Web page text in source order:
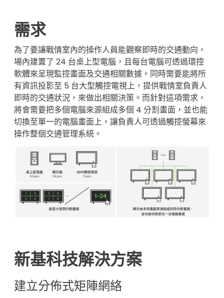
需求
為了要讓戰情室內的操作人員能觀察即時的交通動向，
場內建置了 24 台桌上型電腦，且每台電腦可透過環控
軟體來呈現監控畫面及交通相關數據。同時需要能將所
有資訊投影至 5 台大型觸控電視上，提供戰情室負責人
即時的交通狀況，來做出相關決策。而針對這項需求，
將會需要把多個電腦來源組成多個 4 分割畫面，並也能
切換至單一的電腦畫面上，讓負責人可透過觸控螢幕來
操作整個交通管理系統。
新基科技解決方案
建立分佈式矩陣網絡